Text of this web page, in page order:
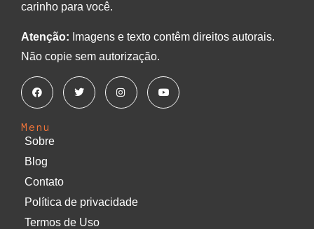
carinho para você.
Atenção: Imagens e texto contêm direitos autorais.
Não copie sem autorização.
Menu
Sobre
Blog
Contato
Política de privacidade
Termos de Uso